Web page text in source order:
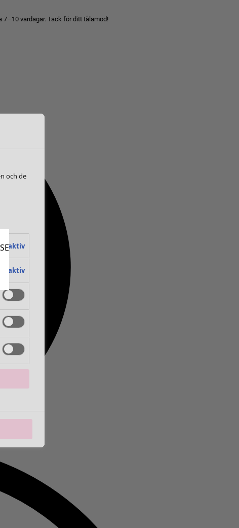
7–10 vardagar. Tack för ditt tålamod!
och de
aktiv
aktiv